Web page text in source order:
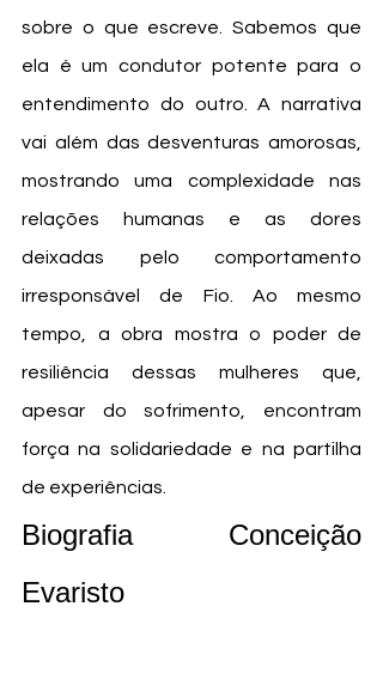
sobre o que escreve. Sabemos que
ela é um condutor potente para o
entendimento do outro. A narrativa
vai além das desventuras amorosas,
mostrando uma complexidade nas
relações humanas e as dores
deixadas pelo comportamento
irresponsável de Fio. Ao mesmo
tempo, a obra mostra o poder de
resiliência dessas mulheres que,
apesar do sofrimento, encontram
força na solidariedade e na partilha
de experiências.
Biografia Conceição
Evaristo